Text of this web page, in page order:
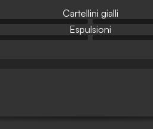
Cartellini gialli
Espulsioni